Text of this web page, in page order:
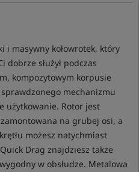
i masywny kołowrotek, który
dobrze służył podczas
kompozytowym korpusie
mechanizmu
użytkowanie. Rotor jest
na grubej osi, a
możesz natychmiast
Drag znajdziesz także
w obsłudze. Metalowa